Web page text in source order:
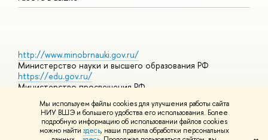
Мы используем файлы cookies для улучшения работы сайта
НИУ ВШЭ и большего удобства его использования. Более
подробную информацию об использовании файлов cookies
можно найти здесь, наши правила обработки персональных
http://www.minobrnauki.gov.ru/
Министерство науки и высшего образования РФ
https://edu.gov.ru/
Министерство просвещения РФ
Массовые открытые онлайн-курсы